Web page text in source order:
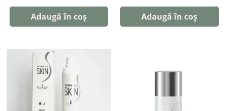
Adaugă în coș Adaugă în coș